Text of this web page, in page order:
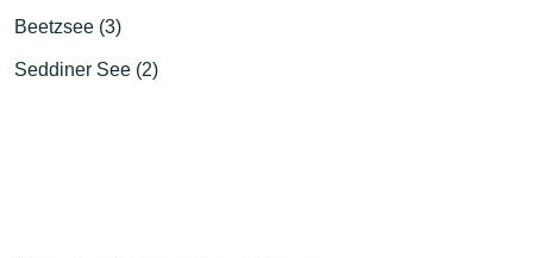
Beetzsee (3)
Seddiner See (2)